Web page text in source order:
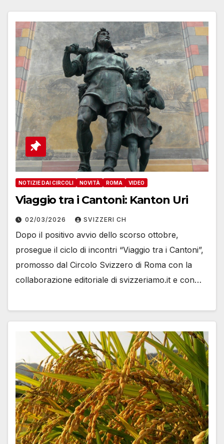
NOTIZIE DAI CIRCOLI NOVITÀ ROMA VIDEO
Viaggio tra i Cantoni: Kanton Uri
02/03/2026 SVIZZERI CH
Dopo il positivo avvio dello scorso ottobre,
prosegue il ciclo di incontri “Viaggio tra i Cantoni”,
promosso dal Circolo Svizzero di Roma con la
collaborazione editoriale di svizzeriamo.it e con…